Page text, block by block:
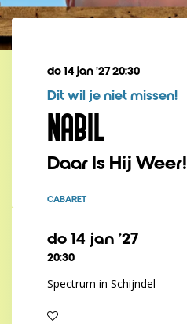
NABIL
Daar Is Hij Weer!
Dit wil je niet missen!
do 14 jan ’2720:30
CABARET
do 14 jan ’27
20:30
Spectrum in Schijndel